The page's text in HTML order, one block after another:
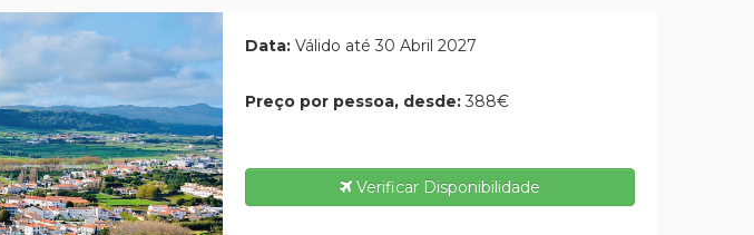
Data: Válido até 30 Abril 2027
Preço por pessoa, desde: 388€
Verificar Disponibilidade